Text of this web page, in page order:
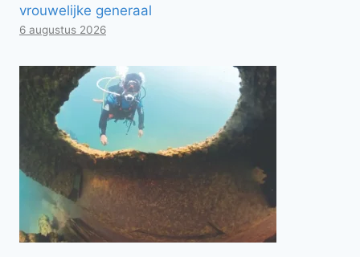
vrouwelijke generaal
6 augustus 2026